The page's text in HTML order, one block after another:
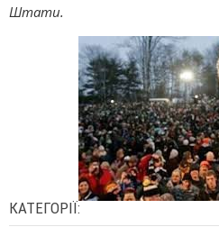
Штати.
КАТЕГОРІЇ: